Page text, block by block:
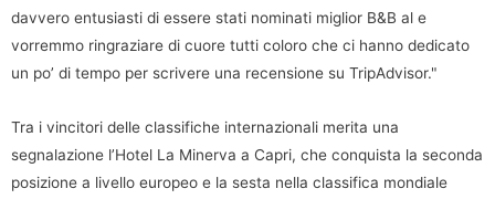
davvero entusiasti di essere stati nominati miglior B&B al e
vorremmo ringraziare di cuore tutti coloro che ci hanno dedicato
un po’ di tempo per scrivere una recensione su TripAdvisor."
Tra i vincitori delle classifiche internazionali merita una
segnalazione l’Hotel La Minerva a Capri, che conquista la seconda
posizione a livello europeo e la sesta nella classifica mondiale